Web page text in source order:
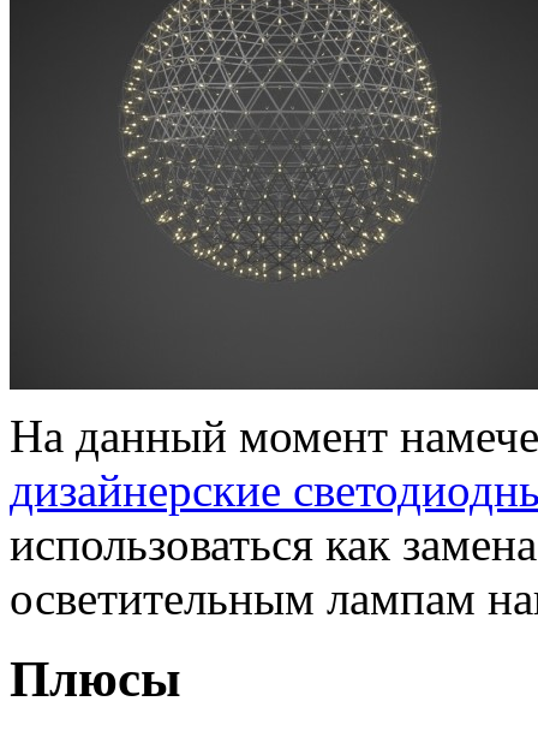
На данный момент
дизайнерские
использоваться как
осветительным лампам
Плюсы